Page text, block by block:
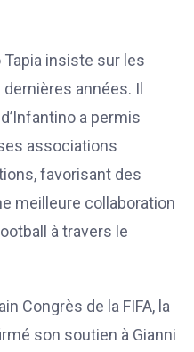
Tapia insiste sur les
années. Il
a permis
ses associations
favorisant des
meilleure collaboration
à travers le
Congrès de la FIFA, la
son soutien à Gianni